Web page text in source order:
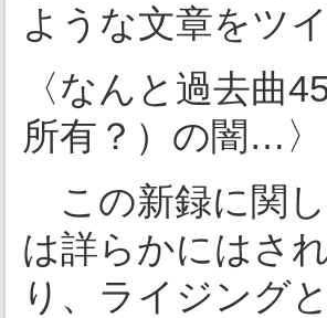
ような文章をツ
〈なんと過去曲
所有？）の闇…〉
この新録に関
は詳らかにはさ
り、ライジング